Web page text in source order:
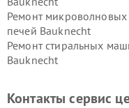
Ремонт микроволновых
печей Bauknecht
Ремонт стиральных
Bauknecht
Контакты сервис